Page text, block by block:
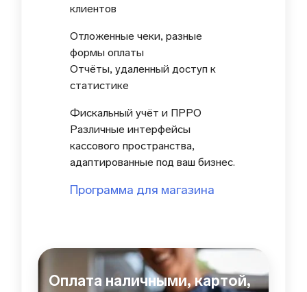
клиентов
Отложенные чеки, разные
формы оплаты
Отчёты, удаленный доступ к
статистике
Фискальный учёт и ПРРО
Различные интерфейсы
кассового пространства,
адаптированные под ваш бизнес.
Программа для магазина
Оплата наличными, картой,